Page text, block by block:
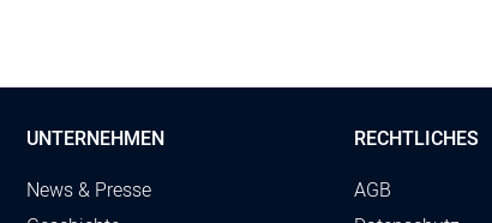
UNTERNEHMEN
News & Presse
RECHTLICHES
AGB